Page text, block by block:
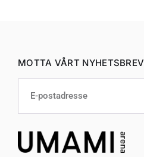
MOTTA VÅRT NYHETSBREV